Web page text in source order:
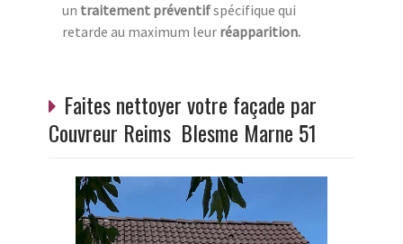
un traitement préventifspécifique qui
retarde au maximum leur réapparition.
Faites nettoyer votre façade par
Couvreur Reims Blesme Marne 51